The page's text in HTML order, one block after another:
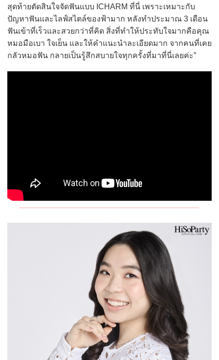
สุดท้ายตัดสินใจจัดฟันแบบ ICHARM ที่นี่ เพราะเหมาะกับ
ปัญหาฟันและไลฟ์สไตล์ของฟ้ามาก หลังทำประมาณ 3 เดือน
ฟันเข้าที่เร็วและสวยกว่าที่คิด สิ่งที่ทำให้ประทับใจมากคือคุณ
หมอมือเบา ใจเย็น และให้คำแนะนำละเอียดมาก จากคนที่เคย
กลัวหมอฟัน กลายเป็นรู้สึกสบายใจทุกครั้งที่มาที่นี่เลยค่ะ”